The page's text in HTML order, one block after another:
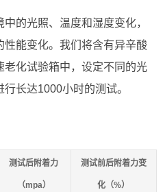
的光照、温度和湿度变化，
能变化。我们将含有异辛酸
化试验箱中，设定不同的光
长达1000小时的测试。
测试后附着力
（mpa）
测试前后附着力变
化（%）